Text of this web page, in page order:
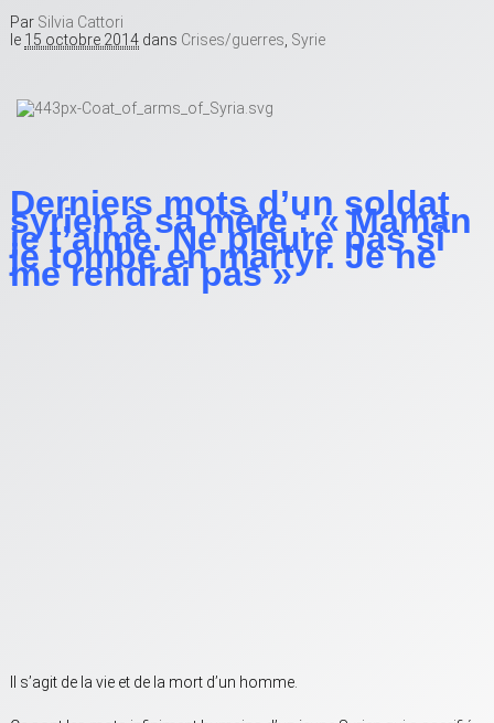
Par Silvia Cattori
le 15 octobre 2014 dans Crises/guerres Syrie
Derniers mots d’un soldat
syrien à sa mère : « Maman
je t’aime. Ne pleure pas si
je tombe en martyr. Je ne
me rendrai pas »
Il s’agit de la vie et de la mort d’un homme.